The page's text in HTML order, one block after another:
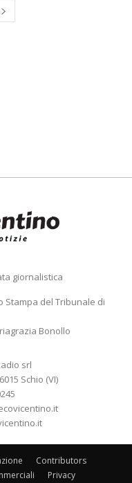
giornalistica
Stampa del Tribunale di
Bonollo
srl
Schio (VI)
Contributors
Privacy